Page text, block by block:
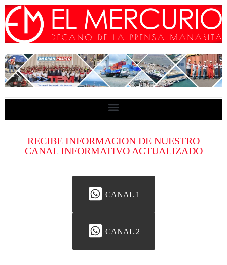
RECIBE INFORMACION DE NUESTRO
CANAL INFORMATIVO ACTUALIZADO
CANAL 1
CANAL 2